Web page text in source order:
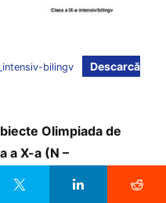
bilingv
Descarcă
Olimpiada de
a X-a (N –
Iași: